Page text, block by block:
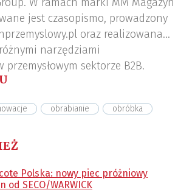
jest czasopismo, prowadzony
oraz realizowana
narzędziami
sektorze B2B.
obrabianie obróbka